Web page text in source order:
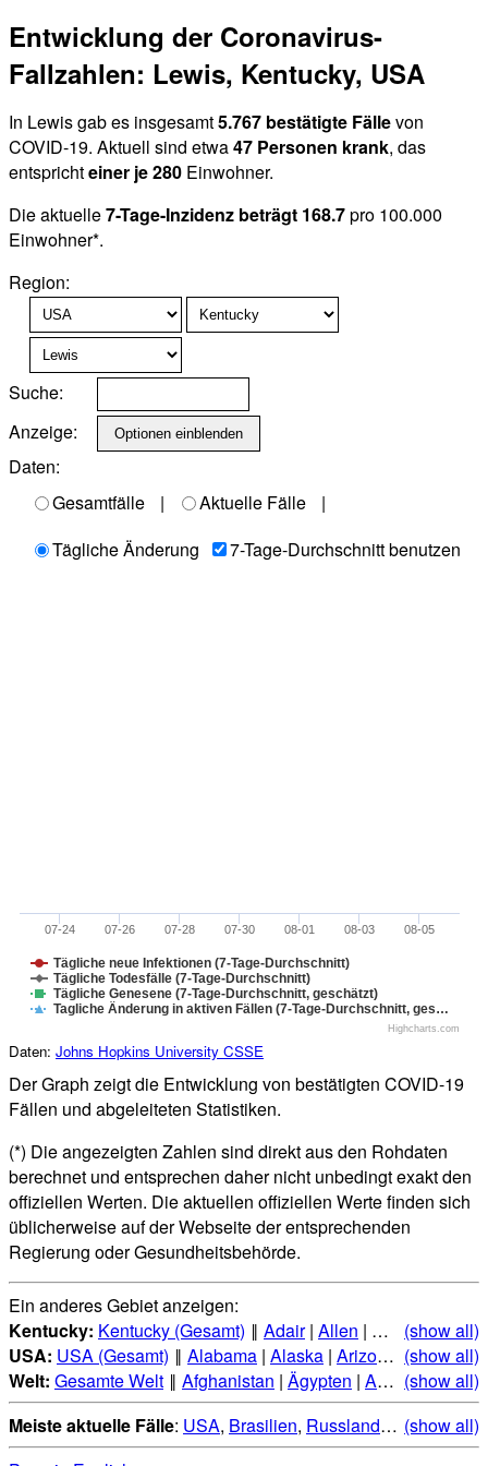
Entwicklung der Coronavirus-
Fallzahlen: Lewis, Kentucky, USA
In Lewis gab es insgesamt5.767 bestätigte Fällevon
COVID-19. Aktuell sind etwa47 Personen krank, das
entsprichteiner je 280 Einwohner.
Die aktuelle7-Tage-Inzidenz beträgt 168.7pro 100.000
Einwohner*.
Region:
Suche:
Anzeige:
Daten:
Gesamtfälle
| Aktuelle Fälle
|
Tägliche Änderung
7-Tage-Durchschnitt benutzen
Tägliche neue Infektionen (7-Tage-Durchschnitt)
Tägliche Todesfälle (7-Tage-Durchschnitt)
Tägliche Genesene (7-Tage-Durchschnitt, geschätzt)
Tagliche Änderung in aktiven Fällen (7-Tage-Durchschnitt, ges…
07-24 07-26 07-28 07-30 08-01 08-03 08-05
Highcharts.com
Daten: Johns Hopkins University CSSE
Der Graph zeigt die Entwicklung von bestätigten COVID-19
Fällen und abgeleiteten Statistiken.
(*) Die angezeigten Zahlen sind direkt aus den Rohdaten
berechnet und entsprechen daher nicht unbedingt exakt den
offiziellen Werten. Die aktuellen offiziellen Werte finden sich
üblicherweise auf der Webseite der entsprechenden
Regierung oder Gesundheitsbehörde.
Ein anderes Gebiet anzeigen:
Kentucky: Kentucky (Gesamt) ‖ Adair| Allen | Anderson|
(show all)
USA: USA (Gesamt) ‖ Alabama | Alaska | Arizona |Arkansas
(show all)
Welt: Gesamte Welt ‖ Afghanistan | Ägypten | Albanien |
(show all)
Meiste aktuelle Fälle: USA, Brasilien, Russland,Indien,
(show all)